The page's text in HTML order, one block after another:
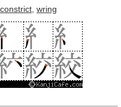
constrict wring